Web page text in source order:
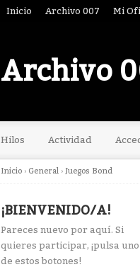
Inicio Archivo 007 Mi
Archivo
Hilos Actividad
Inicio › General › Juegos Bond
¡BIENVENIDO/A!
Pareces nuevo por aquí. Si
quieres participar, ¡pulsa uno
de estos botones!